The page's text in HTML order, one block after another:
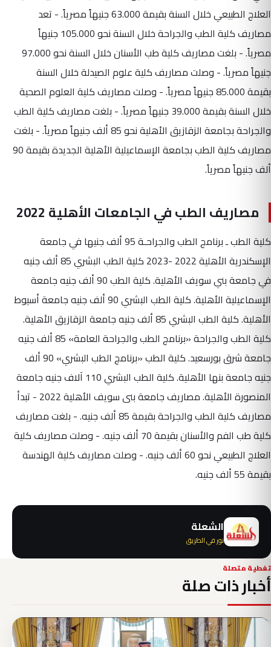
العلاج الطبيعي خلال السنة بقيمة 63.000 جنيهاً مصرياً. - تعد
مصاريف كلية الطب والجراحة خلال السنة نحو 105.000 جنيهاً
مصرياً. - بلغت مصاريف كلية طب الأسنان خلال السنة نحو 97.000
جنيهاً مصرياً. - وصلت مصاريف كلية علوم الصيدلة خلال السنة
بقيمة 85.000 جنيهاً مصرياً. - وصلت مصاريف كلية العلوم الصحية
خلال السنة بقيمة 39.000 جنيهاً مصرياً. - بلغت مصاريف كلية الطب
والجراحة بجامعة الزقازيق الأهلية نحو 85 ألف جنيهاً مصرياً. - بلغت
مصاريف كلية الطب بجامعة الإسماعيلية الأهلية الجديدة بقيمة 90
ألف جنيهاً مصرياً.
مصاريف الطب في الجامعات الأهلية 2022
كلية الطب ـ برنامج الطب والجراحـة 95 ألف جنيها في جامعة
الإسكندرية الأهلية 2022 -2023 كلية الطب البشري 85 ألف جنيه
في جامعة بني سويف الأهلية. كلية الطب 90 ألف جنيه جامعة
الإسماعيلية الأهلية. كلية الطب البشري 90 ألف جنيه جامعة أسيوط
الأهلية. كلية الطب البشري 85 ألف جنيه جامعة الزقازيق الأهلية.
كلية الطب والجراحة «برنامج الطب والجراحة العامة» 85 ألف جنيه
جامعة شرق بورسعيد. كلية الطب «برنامج الطب البشري» 90 ألف
جنيه جامعة بنها الأهلية. كلية الطب البشري 110 آلاف جنيه جامعة
المنصورة الأهلية. مصاريف جامعة بنى سويف الأهلية 2022 - تبدأ
مصاريف كلية الطب والجراحة بقيمة 85 ألف جنيه. - بلغت مصاريف
كلية طب الفم والأسنان بقيمة 70 ألف جنيه. - وصلت مصاريف كلية
العلاج الطبيعي نحو 60 ألف جنيه. - وصلت مصاريف كلية الهندسة
بقيمة 55 ألف جنيه.
الشعلة
نور في الطريق
تغطية متصلة
أخبار ذات صلة